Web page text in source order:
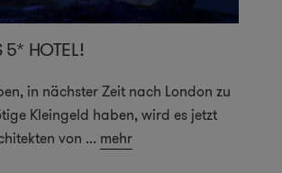
5* HOTEL!
in nächster Zeit nach London zu
Kleingeld haben, wird es jetzt
von ... mehr